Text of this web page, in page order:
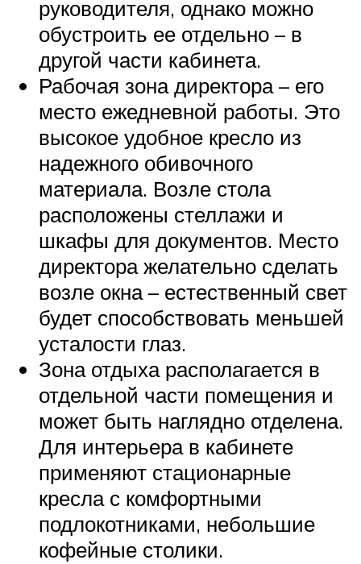
руководителя, однако можно
обустроить ее отдельно – в
другой части кабинета.
Рабочая зона директора – его
место ежедневной работы. Это
высокое удобное кресло из
надежного обивочного
материала. Возле стола
расположены стеллажи и
шкафы для документов. Место
директора желательно сделать
возле окна – естественный свет
будет способствовать меньшей
усталости глаз.
Зона отдыха располагается в
отдельной части помещения и
может быть наглядно отделена.
Для интерьера в кабинете
применяют стационарные
кресла с комфортными
подлокотниками, небольшие
кофейные столики.